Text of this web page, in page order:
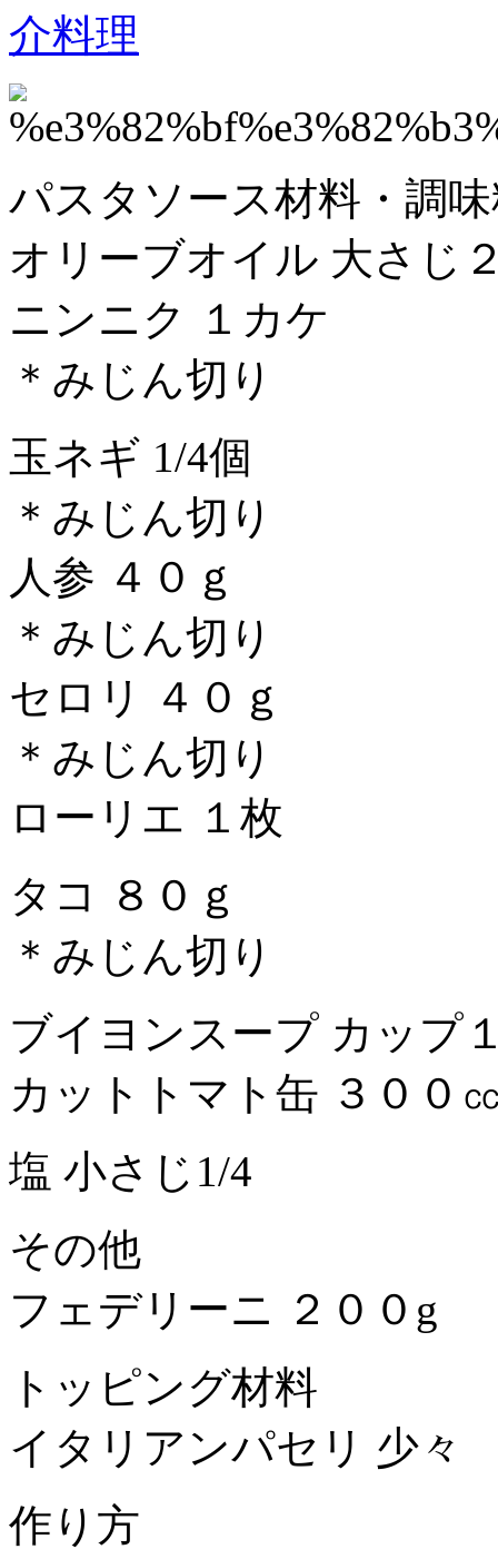
介料理
パスタソース材料・調
オリーブオイル 大さじ
ニンニク １カケ
＊みじん切り
玉ネギ 1/4個
＊みじん切り
人参 ４０ｇ
＊みじん切り
セロリ ４０ｇ
＊みじん切り
ローリエ １枚
タコ ８０ｇ
＊みじん切り
ブイヨンスープ カップ
カットトマト缶 ３００
塩 小さじ1/4
その他
フェデリーニ ２００g
トッピング材料
イタリアンパセリ 少々
作り方